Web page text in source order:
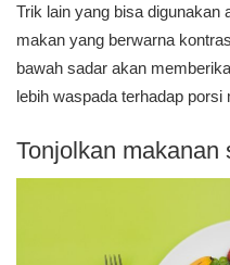
Trik lain yang bisa digunakan
makan yang berwarna
bawah sadar akan
lebih waspada terhadap porsi
Tonjolkan makanan